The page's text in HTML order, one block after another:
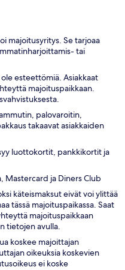
majoitusyritys. Se tarjoaa
tai
esteettömiä. Asiakkaat
majoituspaikkaan.
palovaroitin,
takaavat asiakkaiden
luottokortit, pankkikortit ja
Mastercard ja Diners Club
käteismaksut eivät voi ylittää
tässä majoituspaikassa. Saat
majoituspaikkaan
tietojen avulla.
koskee majoittajan
oikeuksia koskevien
ei koske